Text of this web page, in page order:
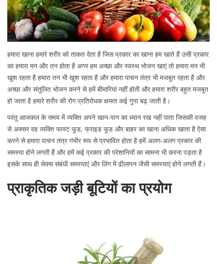
हमारा खाना हमारे शरीर को ताकत देता है जिस प्रकार का खाना हम खाते हैं उसी प्रकार
का हमारा मन और तन होता है अगर हम अच्छा और स्वस्थ भोजन खाएं तो हमारा मन भी
खुश रहता है हमारा तन भी खुश रहता है और हमारा पाचन तंत्र भी मजबूत रहता है और
अच्छा और संतुलित भोजन करने से हमें बीमारियां नहीं होती और हमारा शरीर बहुत मजबूत
हो जाता है हमारे शरीर की रोग प्रतिरोधक क्षमता कई गुना बढ़ जाती है।
परंतु आजकल के समय में व्यक्ति अपने खान-पान का ध्यान रख नहीं पाता जिसकी वजह
से अक्सर वह व्यक्ति फास्ट फूड, फ्राइड फूड और बाहर का खाना अधिक खाता है ऐसा
करने से हमारा पाचन तंत्र गंभीर रूप से प्रभावित होता है हमें अलग-अलग प्रकार की
समस्या होने लगती हैं और हमें कई प्रकार की परेशानियों का सामना भी करना पड़ता है
इसके साथ ही सेक्स संबंधी समस्याएं और लिंग में ढीलापन जैसी समस्याएं होने लगती हैं।
प्राकृतिक जड़ी बूटियों का प्रयोग